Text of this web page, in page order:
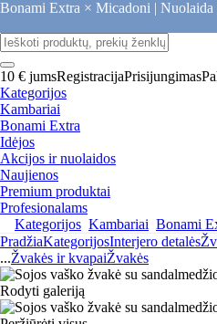
Bonami Extra × Micadoni |
10 € jumsRegistracijaPrisijungimas
Kategorijos
Kambariai
Bonami Extra
Idėjos
Akcijos ir nuolaidos
Naujienos
Premium produktai
Profesionalams
Kategorijos Kambariai Bonami
PradžiaKategorijosInterjero detalės
...Žvakės ir kvapaiŽvakės
Rodyti galeriją